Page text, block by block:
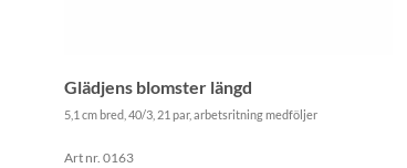
Glädjens blomster längd
5,1 cm bred, 40/3, 21 par, arbetsritning medföljer
Art nr. 0163